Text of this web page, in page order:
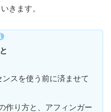
きます。
スを使う前に済ませて
作り方と、アフィンガー